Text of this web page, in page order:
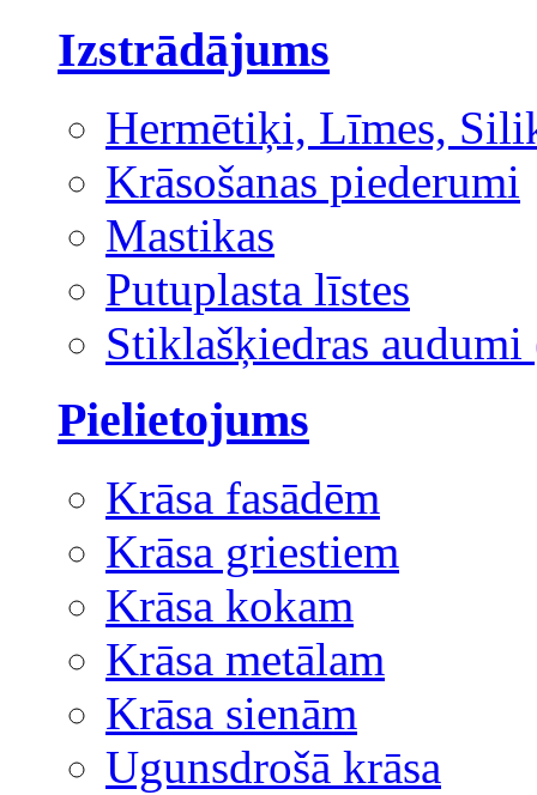
Izstrādājums
Hermētiķi, Līmes,
Krāsošanas piederumi
Mastikas
Putuplasta līstes
Stiklašķiedras audumi
Pielietojums
Krāsa fasādēm
Krāsa griestiem
Krāsa kokam
Krāsa metālam
Krāsa sienām
Ugunsdrošā krāsa